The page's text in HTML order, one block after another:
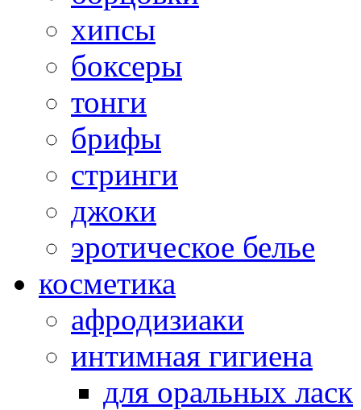
хипсы
боксеры
тонги
брифы
стринги
джоки
эротическое белье
косметика
афродизиаки
интимная гигиена
для оральных ласк